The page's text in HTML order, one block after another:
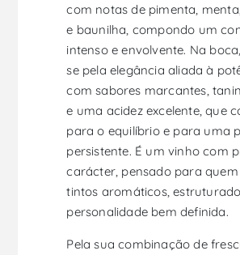
com notas de pimenta,
e baunilha, compondo um
intenso e envolvente. Na
se pela elegância aliada à
com sabores marcantes,
e uma acidez excelente, que
para o equilíbrio e para uma
persistente. É um vinho com
carácter, pensado para
tintos aromáticos,
personalidade bem definida.
Pela sua combinação de